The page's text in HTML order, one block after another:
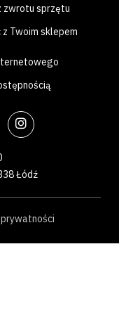
zwrotu sprzętu
Twoim sklepem
Łódź